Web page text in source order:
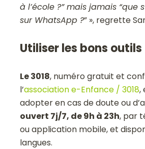
à l’école ?” mais jamais “que
sur WhatsApp ?” », regrette
Utiliser les bons outils
Le 3018, numéro gratuit et
l’association e-Enfance / 3018,
adopter en cas de doute ou
ouvert 7j/7, de 9h à 23h, par
ou application mobile, et
langues.